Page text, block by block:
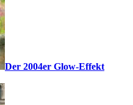
Der 2004er Glow-Effekt